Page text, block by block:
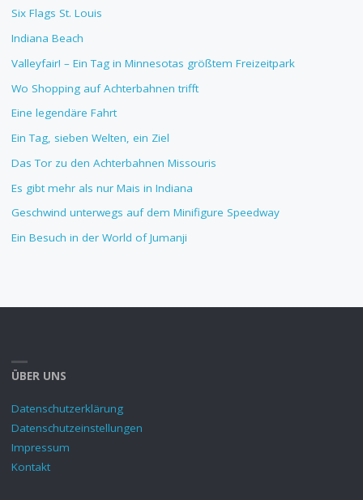
Six Flags St. Louis
Indiana Beach
Valleyfair! – Ein Tag in Minnesotas größtem Freizeitpark
Wo Shopping auf Achterbahnen trifft
Eine legendäre Fahrt
Ein Tag, sieben Welten, ein Ziel
Das Tor zu den Achterbahnen Missouris
Es gibt mehr als nur Mais in Indiana
Geschwind unterwegs auf dem Minifigure Speedway
Ein Besuch in der World of Jumanji
ÜBER UNS
Datenschutzerklärung
Datenschutzeinstellungen
Impressum
Kontakt